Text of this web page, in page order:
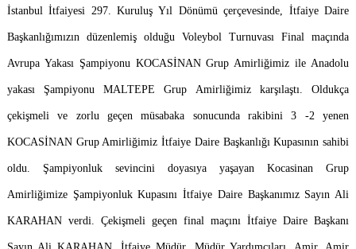
İstanbul İtfaiyesi 297. Kuruluş Yıl Dönümü çerçevesinde, İtfaiye Daire
Başkanlığımızın düzenlemiş olduğu Voleybol Turnuvası Final maçında
Avrupa Yakası Şampiyonu KOCASİNAN Grup Amirliğimiz ile Anadolu
yakası Şampiyonu MALTEPE Grup Amirliğimiz karşılaştı. Oldukça
çekişmeli ve zorlu geçen müsabaka sonucunda rakibini 3 -2 yenen
KOCASİNAN Grup Amirliğimiz İtfaiye Daire Başkanlığı Kupasının sahibi
oldu. Şampiyonluk sevincini doyasıya yaşayan Kocasinan Grup
Amirliğimize Şampiyonluk Kupasını İtfaiye Daire Başkanımız Sayın Ali
KARAHAN verdi. Çekişmeli geçen final maçını İtfaiye Daire Başkanı